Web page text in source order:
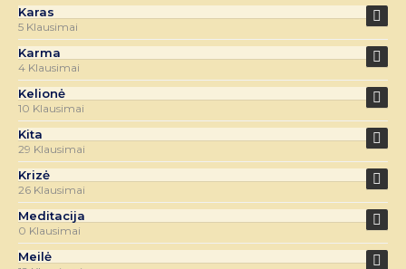
Karas
5 Klausimai
Karma
4 Klausimai
Kelionė
10 Klausimai
Kita
29 Klausimai
Krizė
26 Klausimai
Meditacija
0 Klausimai
Meilė